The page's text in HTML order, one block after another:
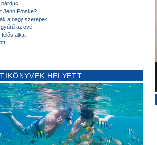
párduc
Jenn Proske?
a nagy szerepek
az övé
félős alkat
HELYETT